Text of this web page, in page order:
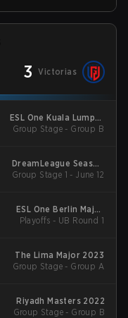
3 Victorias
ESL One Kuala Lumpur
2023 Main Event
Group Stage - Group B
DreamLeague Season
20
Group Stage 1 - June 12
ESL One Berlin Major
2023
Playoffs - UB Round 1
The Lima Major 2023
Group Stage - Group A
Riyadh Masters 2022
Group Stage - Group B